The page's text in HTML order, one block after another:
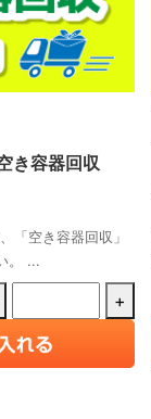
き容器回収
「空き容器回収」
。 ...
+